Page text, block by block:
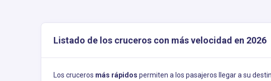
Listado de los cruceros con más velocidad en 2026
Los cruceros más rápidos permiten a los pasajeros llegar a su